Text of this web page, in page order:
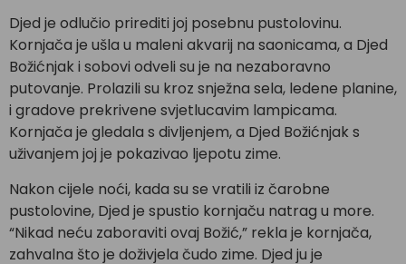
Djed je odlučio prirediti joj posebnu pustolovinu.
Kornjača je ušla u maleni akvarij na saonicama, a Djed
Božićnjak i sobovi odveli su je na nezaboravno
putovanje. Prolazili su kroz snježna sela, ledene planine,
i gradove prekrivene svjetlucavim lampicama.
Kornjača je gledala s divljenjem, a Djed Božićnjak s
uživanjem joj je pokazivao ljepotu zime.
Nakon cijele noći, kada su se vratili iz čarobne
pustolovine, Djed je spustio kornjaču natrag u more.
“Nikad neću zaboraviti ovaj Božić,” rekla je kornjača,
zahvalna što je doživjela čudo zime. Djed ju je